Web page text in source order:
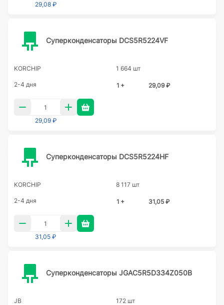
29,08 ₽
Суперконденсаторы DCS5R5224VF
KORCHIP 1 664 шт
2-4 дня 1 + 29,09 ₽
29,09 ₽
Суперконденсаторы DCS5R5224HF
KORCHIP 8 117 шт
2-4 дня 1 + 31,05 ₽
31,05 ₽
Суперконденсаторы JGAC5R5D334Z050B
JB 172 шт